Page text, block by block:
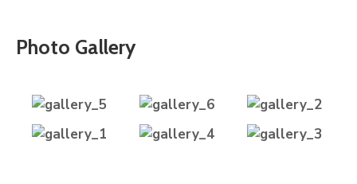
Photo Gallery